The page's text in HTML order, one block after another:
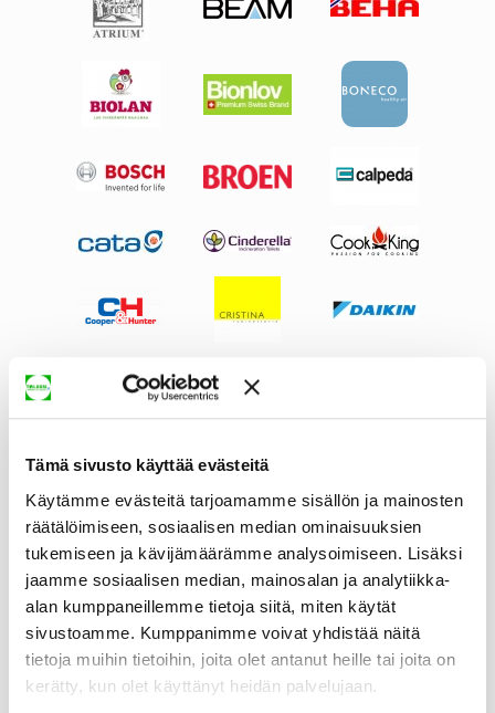
Tämä sivusto käyttää evästeitä
Käytämme evästeitä tarjoamamme sisällön ja mainosten
räätälöimiseen, sosiaalisen median ominaisuuksien
tukemiseen ja kävijämäärämme analysoimiseen. Lisäksi
jaamme sosiaalisen median, mainosalan ja analytiikka-
alan kumppaneillemme tietoja siitä, miten käytät
sivustoamme. Kumppanimme voivat yhdistää näitä
tietoja muihin tietoihin, joita olet antanut heille tai joita on
kerätty, kun olet käyttänyt heidän palvelujaan.